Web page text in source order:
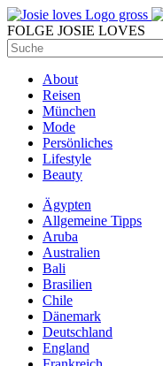
FOLGE JOSIE LOVES
About
Reisen
München
Mode
Persönliches
Lifestyle
Beauty
Ägypten
Allgemeine Tipps
Aruba
Australien
Bali
Brasilien
Chile
Dänemark
Deutschland
England